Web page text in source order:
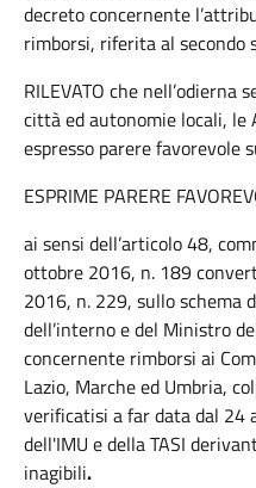
decreto concernente
rimborsi, riferita al secondo
RILEVATO che nell’odierna
città ed autonomie locali, le
espresso parere favorevole
ESPRIME PARERE
ai sensi dell’articolo 48,
ottobre 2016, n. 189
2016, n. 229, sullo schema
dell’interno e del Ministro
concernente rimborsi ai
Lazio, Marche ed Umbria,
verificatisi a far data dal 24
dell'IMU e della TASI
inagibili.